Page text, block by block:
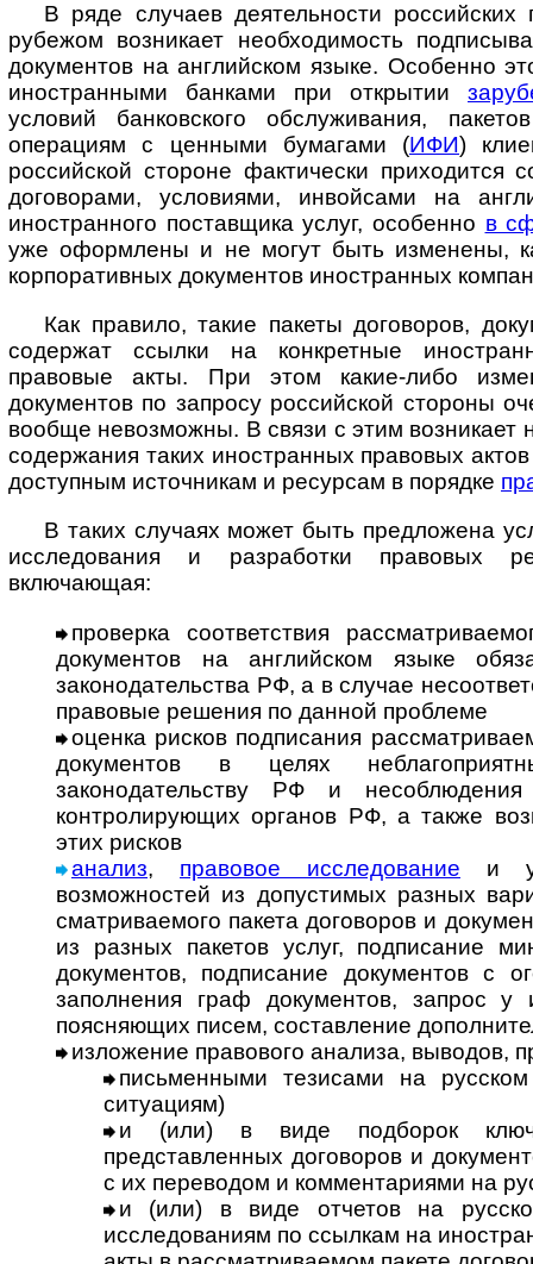
В ряде случаев деятельности
рубежом возникает необходимость
документов на английском языке. Особенно
иностранными банками при открытии
условий банковского обслуживания,
операциям с ценными бумагами (ИФИ)
российской стороне фактически приходится
договорами, условиями, инвойсами на
иностранного поставщика услуг, особенно в
уже оформлены и не могут быть изменены,
корпоративных документов иностранных
Как правило, такие пакеты договоров,
содержат ссылки на конкретные
правовые акты. При этом какие-либо
документов по запросу российской стороны
вообще невозможны. В связи с этим возникает
содержания таких иностранных правовых
доступным источникам и ресурсам в порядке
В таких случаях может быть предложена
исследования и разработки правовых
включающая:
проверка соответствия
документов на английском языке
законодательства РФ, а в случае
правовые решения по данной проблеме
оценка рисков подписания
документов в целях
законодательству РФ и
контролирующих органов РФ, а также
этих рисков
анализ, правовое исследование и
возможностей из допустимых разных
смат­ри­ва­е­мо­го пакета договоров и
из разных пакетов услуг, подписание
документов, подписание документов с
заполнения граф документов, запрос у
поясняющих писем, составление
изложение правового анализа, выводов,
письменными тезисами на
ситуациям)
и (или) в виде подборок
представленных договоров и
с их переводом и комментариями на
и (или) в виде отчетов на
исследованиям по ссылкам на